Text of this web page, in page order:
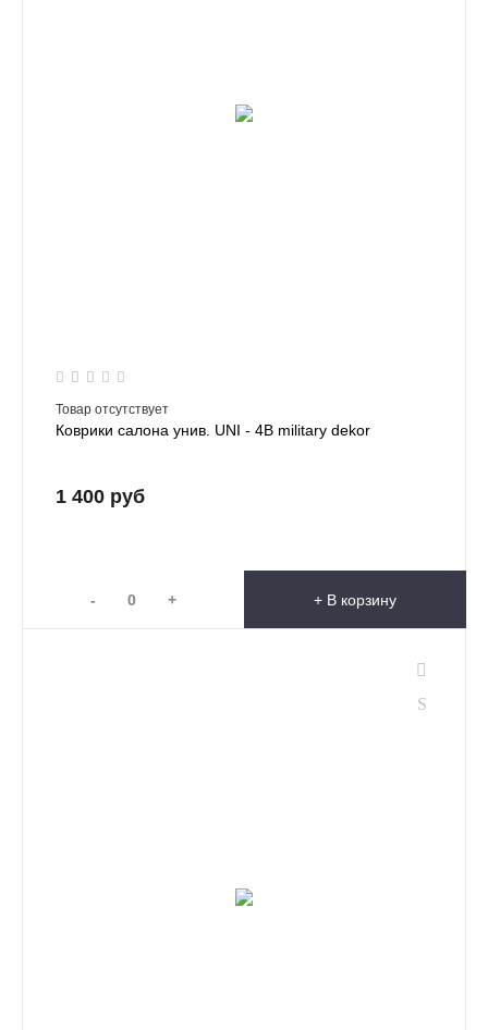
Товар отсутствует
Коврики салона унив. UNI - 4B military dekor
1 400 руб
- + + В корзину